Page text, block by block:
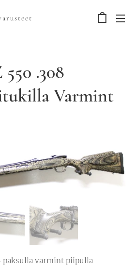
.308
Varmint
paksulla varmint piipulla